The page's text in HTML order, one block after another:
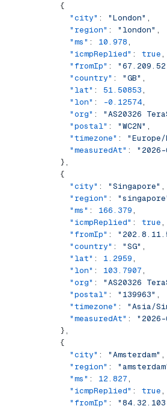
          {
            "city"
: "London" ,
            "region"
: "london" ,
            "ms"
: 10.978,
            "icmpReplied"
: true,
            "fromIp"
:
            "country"
: "GB" ,
            "lat"
: 51.50853,
            "lon"
: -0.12574,
            "org"
: "AS20326
            "postal"
: "WC2N" ,
            "timezone"
: "Europe/
            "measuredAt"
:
          },
          {
            "city"
: "Singapore" ,
            "region"
:
            "ms"
: 166.379,
            "icmpReplied"
: true,
            "fromIp"
:
            "country"
: "SG" ,
            "lat"
: 1.2959,
            "lon"
: 103.7907,
            "org"
: "AS20326
            "postal"
: "139963" ,
            "timezone"
: "Asia/
            "measuredAt"
:
          },
          {
            "city"
: "Amsterdam" ,
            "region"
:
            "ms"
: 12.827,
            "icmpReplied"
: true,
            "fromIp"
: